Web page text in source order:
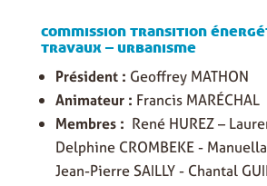
commission transition
travaux – urbanisme
Président : Geoffrey MATHON
Animateur : Francis MARÉCHAL
Membres : René HUREZ –
Delphine CROMBEKE -
Jean-Pierre SAILLY - Chantal